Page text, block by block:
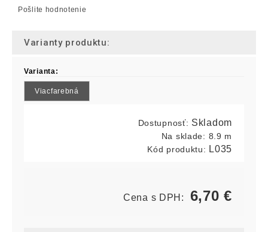
Pošlite hodnotenie
Varianty produktu:
Varianta:
Viacfarebná
Dostupnosť: Skladom
Na sklade: 8.9 m
Kód produktu: L035
Cena s DPH: 6,70€